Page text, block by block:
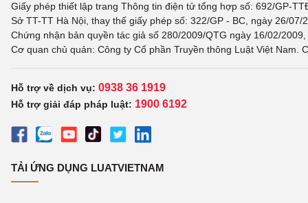
Giấy phép thiết lập trang Thông tin điện tử tổng hợp số: 692/GP-
Sở TT-TT Hà Nội, thay thế giấy phép số: 322/GP - BC, ngày 26/
Chứng nhận bản quyền tác giả số 280/2009/QTG ngày 16/02/
Cơ quan chủ quản: Công ty Cổ phần Truyền thông Luật Việt Nam.
Hỗ trợ về dịch vụ: 0938 36 1919
Hỗ trợ giải đáp pháp luật: 1900 6192
TẢI ỨNG DỤNG LUATVIETNAM